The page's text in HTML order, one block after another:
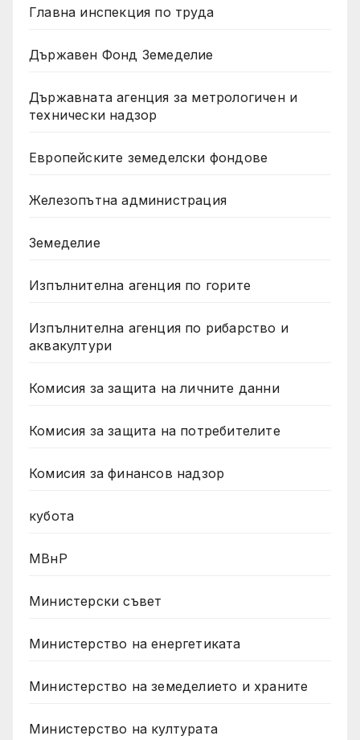
Главна инспекция по труда
Държавен Фонд Земеделие
Държавната агенция за метрологичен и
технически надзор
Европейските земеделски фондове
Железопътна администрация
Земеделие
Изпълнителна агенция по горите
Изпълнителна агенция по рибарство и
аквакултури
Комисия за защита на личните данни
Комисия за защита на потребителите
Комисия за финансов надзор
кубота
МВнР
Министерски съвет
Министерство на енергетиката
Министерство на земеделието и храните
Министерство на културата